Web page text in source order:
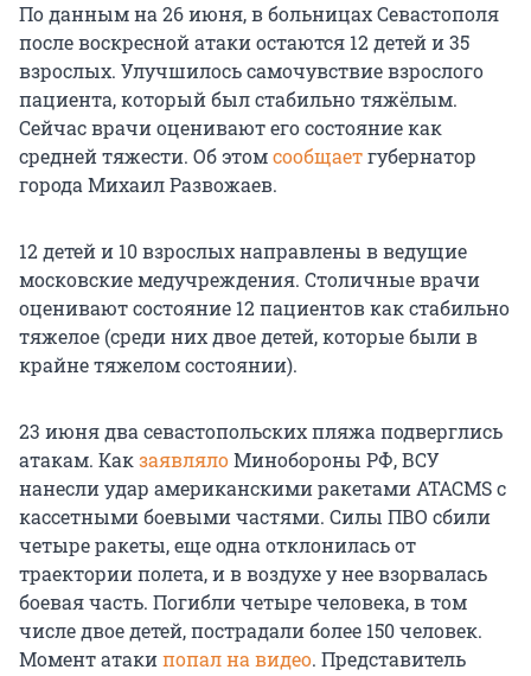
По данным на 26 июня, в больницах Севастополя
после воскресной атаки остаются 12 детей и 35
взрослых. Улучшилось самочувствие взрослого
пациента, который был стабильно тяжёлым.
Сейчас врачи оценивают его состояние как
средней тяжести. Об этомсообщаетгубернатор
города Михаил Развожаев.
12 детей и 10 взрослых направлены в ведущие
московские медучреждения. Столичные врачи
оценивают состояние 12 пациентов как стабильно
тяжелое (среди них двое детей, которые были в
крайне тяжелом состоянии).
23 июня два севастопольских пляжа подверглись
атакам. КакзаявлялоМинобороны РФ, ВСУ
нанесли удар американскими ракетами ATACMS с
кассетными боевыми частями. Силы ПВО сбили
четыре ракеты, еще одна отклонилась от
траектории полета, и в воздухе у нее взорвалась
боевая часть. Погибли четыре человека, в том
числе двое детей, пострадали более 150 человек.
Момент атакипопал на видео. Представитель